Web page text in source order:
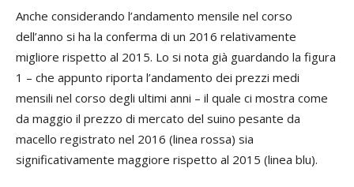
Anche considerando l’andamento mensile nel corso
dell’anno si ha la conferma di un 2016 relativamente
migliore rispetto al 2015. Lo si nota già guardando la figura
1 – che appunto riporta l’andamento dei prezzi medi
mensili nel corso degli ultimi anni – il quale ci mostra come
da maggio il prezzo di mercato del suino pesante da
macello registrato nel 2016 (linea rossa) sia
significativamente maggiore rispetto al 2015 (linea blu).